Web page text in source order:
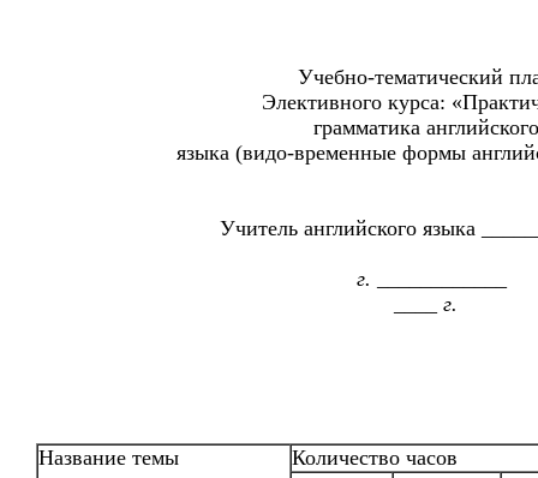
Учебно-тематический
Элективного курса:
грамматика английского
языка (видо-временные формы
Учитель английского языка
г. ____________
____ г.
Название темы
Количество часов